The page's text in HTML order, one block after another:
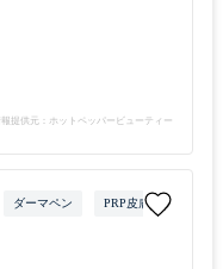
提供元：ホットペッパービューティー
ダーマペン PRP皮膚再生療法